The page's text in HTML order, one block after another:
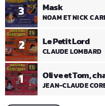
1 Olive et Tom,
JEAN-CLAUDE
2 Le Petit Lord
CLAUDE LOMBARD
3 Mask
NOAM ET NICK